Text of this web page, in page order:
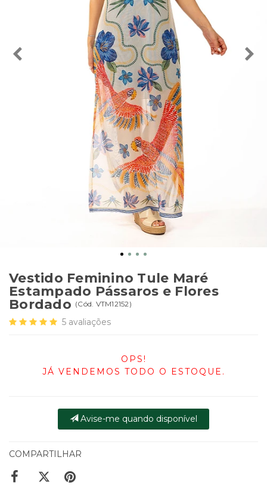
Vestido Feminino Tule Maré
Estampado Pássaros e Flores
Bordado (Cód. VTM12152 )
5 avaliações
OPS!
JÁ VENDEMOS TODO O ESTOQUE.
Avise-me quando disponível
COMPARTILHAR